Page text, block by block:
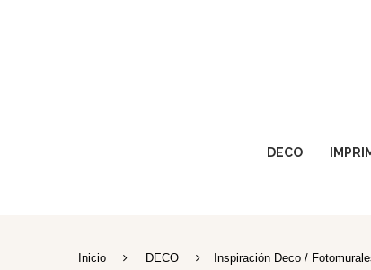
DECO
Inicio DECO Inspiración Deco /